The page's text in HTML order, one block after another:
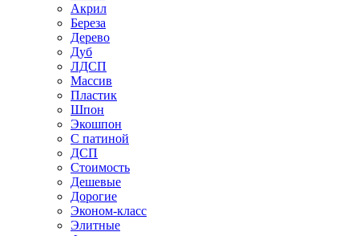
Акрил
Береза
Дерево
Дуб
ЛДСП
Массив
Пластик
Шпон
Экошпон
С патиной
ДСП
Стоимость
Дешевые
Дорогие
Эконом-класс
Элитные